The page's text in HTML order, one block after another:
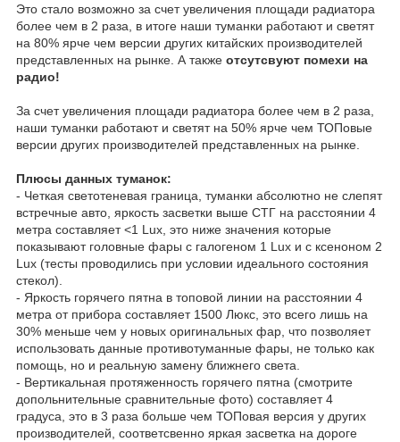
Это стало возможно за счет увеличения площади радиатора
более чем в 2 раза, в итоге наши туманки работают и светят
на 80% ярче чем версии других китайских производителей
представленных на рынке. А также отсутсвуют помехи на
радио!
За счет увеличения площади радиатора более чем в 2 раза,
наши туманки работают и светят на 50% ярче чем ТОПовые
версии других производителей представленных на рынке.
Плюсы данных туманок:
- Четкая светотеневая граница, туманки абсолютно не слепят
встречные авто, яркость засветки выше СТГ на расстоянии 4
метра составляет <1 Lux, это ниже значения которые
показывают головные фары с галогеном 1 Lux и с ксеноном 2
Lux (тесты проводились при условии идеального состояния
стекол).
- Яркость горячего пятна в топовой линии на расстоянии 4
метра от прибора составляет 1500 Люкс, это всего лишь на
30% меньше чем у новых оригинальных фар, что позволяет
использовать данные противотуманные фары, не только как
помощь, но и реальную замену ближнего света.
- Вертикальная протяженность горячего пятна (смотрите
допольнительные сравнительные фото) составляет 4
градуса, это в 3 раза больше чем ТОПовая версия у других
производителей, соответсвенно яркая засветка на дороге